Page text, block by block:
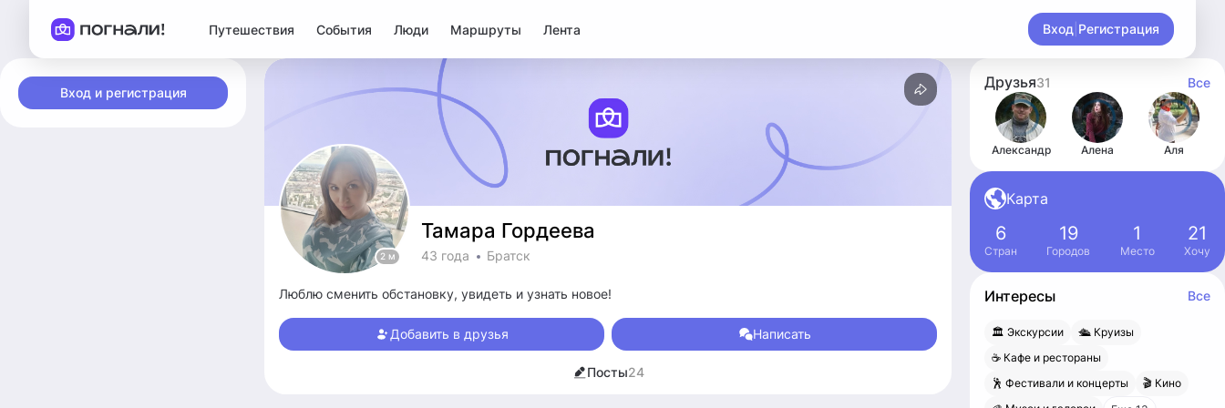
Путешествия События Люди Маршруты Лента Вход Регистрация
Вход и регистрация
2 м
Тамара Гордеева
43 года Братск
Люблю сменить обстановку, увидеть и узнать новое!
Добавить в друзья Написать
Посты24
Друзья31 Все
Александр Алена Аля
Карта
6
Стран
19
Городов
1
Место
21
Хочу
Интересы Все
🏛 Экскурсии
🛳 Круизы
☕️ Кафе и рестораны
🕺 Фестивали и концерты
🎬 Кино